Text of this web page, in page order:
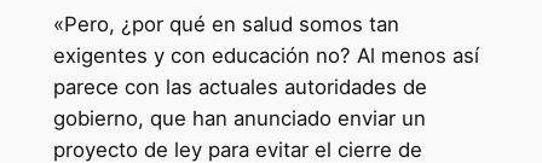
«Pero, ¿por qué en salud somos tan
exigentes y con educación no? Al menos así
parece con las actuales autoridades de
gobierno, que han anunciado enviar un
proyecto de ley para evitar el cierre de